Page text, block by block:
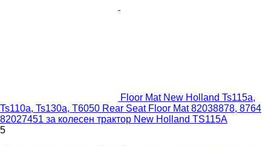
Floor Mat New Holland Ts115a,
Ts110a, Ts130a, T6050 Rear Seat Floor Mat 82038878, 8764
82027451 за колесен трактор New Holland TS115A
5